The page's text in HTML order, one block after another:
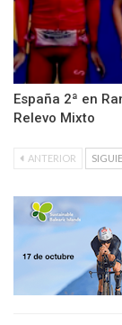
España 2ª en
Relevo Mixto
ANTERIOR